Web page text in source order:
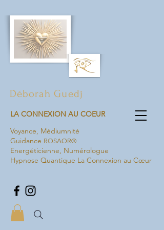
Déborah Guedj
LA CONNEXION AU COEUR
Voyance, Médiumnité
Guidance ROSAOR®
Energéticienne, Numérologue
Hypnose Quantique La Connexion au Cœur